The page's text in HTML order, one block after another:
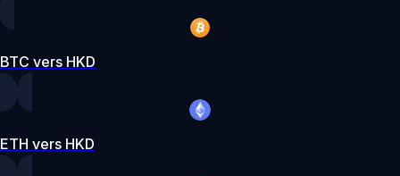
BTC vers HKD
ETH vers HKD